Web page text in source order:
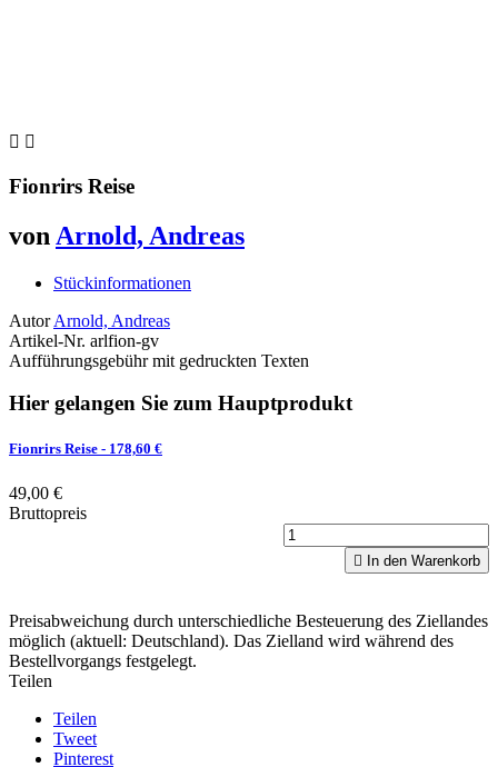
 
Fionrirs Reise
von Arnold, Andreas
Stückinformationen
Autor Arnold, Andreas
Artikel-Nr. arlfion-gv
Aufführungsgebühr mit gedruckten Texten
Hier gelangen Sie zum Hauptprodukt
Fionrirs Reise - 178,60 €
49,00 €
Bruttopreis
 In den Warenkorb
Preisabweichung durch unterschiedliche Besteuerung des Ziellandes
möglich (aktuell: Deutschland). Das Zielland wird während des
Bestellvorgangs festgelegt.
Teilen
Teilen
Tweet
Pinterest